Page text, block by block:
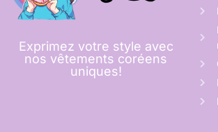
Exprimez votre style avec
nos vêtements coréens
uniques!